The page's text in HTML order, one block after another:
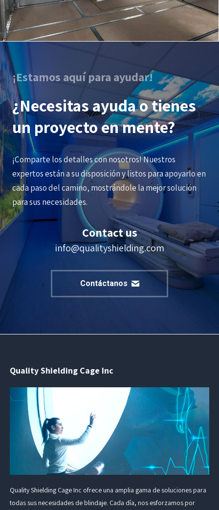
¡Estamos aquí para ayudar!
¿Necesitas ayuda o tienes
un proyecto en mente?
¡Comparte los detalles con nosotros! Nuestros
expertos están a su disposición y listos para apoyarlo en
cada paso del camino, mostrándole la mejor solución
para sus necesidades.
Contact us
info@qualityshielding.com
Contáctanos
Quality Shielding Cage Inc
Quality Shielding Cage Inc ofrece una amplia gama de soluciones para
todas sus necesidades de blindaje. Cada día, nos esforzamos por